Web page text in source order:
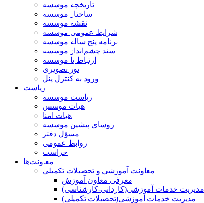
تاریخچه موسسه
ساختار موسسه
نقشه موسسه
شرایط عمومی موسسه
برنامه پنج ساله موسسه
سند چشم‌انداز موسسه
ارتباط با موسسه
تور تصویری
ورود به کنترل پنل
ریاست
ریاست موسسه
هیات موسس
هیات امنا
روسای پیشین موسسه
مسؤل دفتر
روابط عمومی
حراست
معاونت‌ها
معاونت آموزشی و تحصیلات تکمیلی
معرفی معاون آموزش
مدیریت خدمات آموزشی(کاردانی-کارشناسی)
مدیریت خدمات آموزشی(تحصیلات تکمیلی)